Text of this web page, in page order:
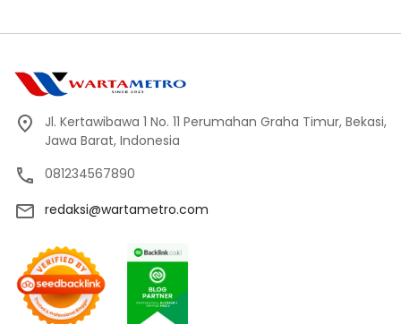
Jl. Kertawibawa 1 No. 11 Perumahan Graha Timur, Bekasi,
Jawa Barat, Indonesia
081234567890
redaksi@wartametro.com